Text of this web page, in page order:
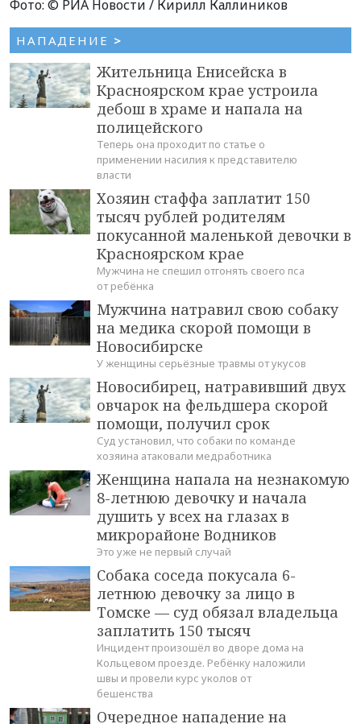
Фото: © РИА Новости / Кирилл Каллиников
НАПАДЕНИЕ >
Жительница Енисейска в
Красноярском крае устроила
дебош в храме и напала на
полицейского
Теперь она проходит по статье о
применении насилия к представителю
власти
Хозяин стаффа заплатит 150
тысяч рублей родителям
покусанной маленькой девочки в
Красноярском крае
Мужчина не спешил отгонять своего пса
от ребёнка
Мужчина натравил свою собаку
на медика скорой помощи в
Новосибирске
У женщины серьёзные травмы от укусов
Новосибирец, натравивший двух
овчарок на фельдшера скорой
помощи, получил срок
Суд установил, что собаки по команде
хозяина атаковали медработника
Женщина напала на незнакомую
8-летнюю девочку и начала
душить у всех на глазах в
микрорайоне Водников
Это уже не первый случай
Собака соседа покусала 6-
летнюю девочку за лицо в
Томске — суд обязал владельца
заплатить 150 тысяч
Инцидент произошёл во дворе дома на
Кольцевом проезде. Ребёнку наложили
швы и провели курс уколов от
бешенства
Очередное нападение на